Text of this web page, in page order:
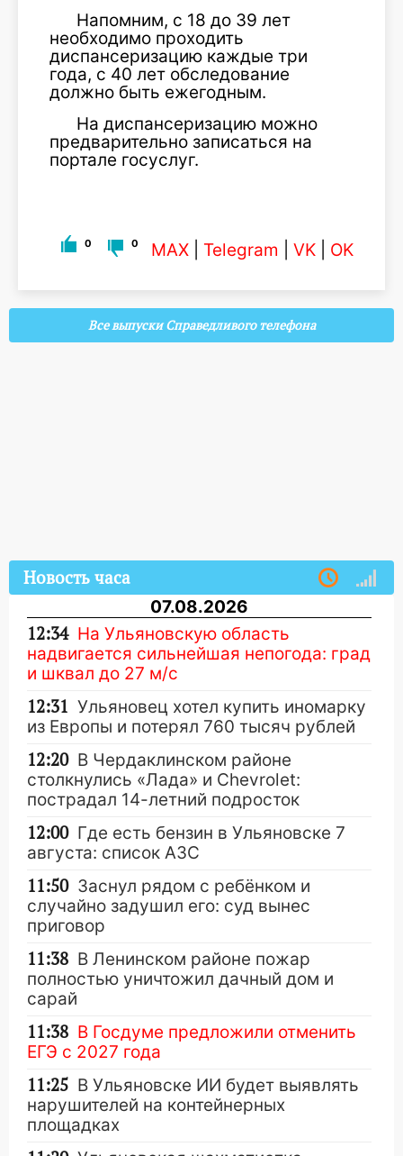
Напомним, с 18 до 39 лет
необходимо проходить
диспансеризацию каждые три
года, с 40 лет обследование
должно быть ежегодным.
На диспансеризацию можно
предварительно записаться на
портале госуслуг.
0 0 MAX Telegram VK OK
Все выпуски Справедливого телефона
Новость часа
07.08.2026
12:34 На Ульяновскую область
надвигается сильнейшая непогода: град
и шквал до 27 м/с
12:31 Ульяновец хотел купить иномарку
из Европы и потерял 760 тысяч рублей
12:20 В Чердаклинском районе
столкнулись «Лада» и Chevrolet:
пострадал 14-летний подросток
12:00 Где есть бензин в Ульяновске 7
августа: список АЗС
11:50 Заснул рядом с ребёнком и
случайно задушил его: суд вынес
приговор
11:38 В Ленинском районе пожар
полностью уничтожил дачный дом и
сарай
11:38 В Госдуме предложили отменить
ЕГЭ с 2027 года
11:25 В Ульяновске ИИ будет выявлять
нарушителей на контейнерных
площадках